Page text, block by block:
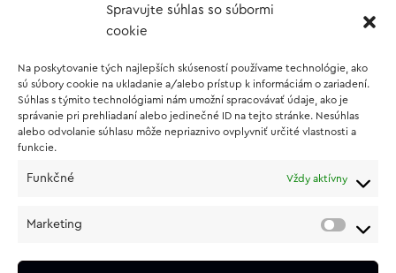
Spravujte súhlas so súbormi
cookie
Na poskytovanie tých najlepších skúseností používame technológie, ako
sú súbory cookie na ukladanie a/alebo prístup k informáciám o zariadení.
Súhlas s týmito technológiami nám umožní spracovávať údaje, ako je
správanie pri prehliadaní alebo jedinečné ID na tejto stránke. Nesúhlas
alebo odvolanie súhlasu môže nepriaznivo ovplyvniť určité vlastnosti a
funkcie.
Funkčné Vždy aktívny
Marketing
Vernostný program
O NÁKUPE
Vrátenie a reklamácia tovaru